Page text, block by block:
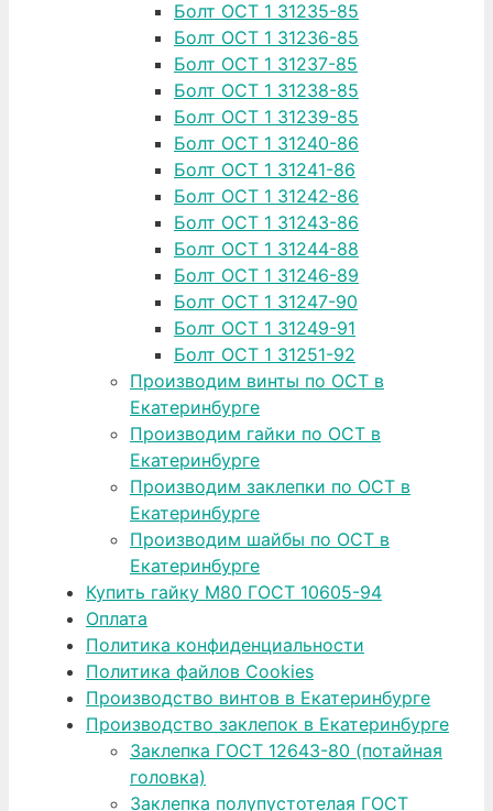
Болт ОСТ 1 31235-85
Болт ОСТ 1 31236-85
Болт ОСТ 1 31237-85
Болт ОСТ 1 31238-85
Болт ОСТ 1 31239-85
Болт ОСТ 1 31240-86
Болт ОСТ 1 31241-86
Болт ОСТ 1 31242-86
Болт ОСТ 1 31243-86
Болт ОСТ 1 31244-88
Болт ОСТ 1 31246-89
Болт ОСТ 1 31247-90
Болт ОСТ 1 31249-91
Болт ОСТ 1 31251-92
Производим винты по ОСТ в
Екатеринбурге
Производим гайки по ОСТ в
Екатеринбурге
Производим заклепки по ОСТ в
Екатеринбурге
Производим шайбы по ОСТ в
Екатеринбурге
Купить гайку М80 ГОСТ 10605-94
Оплата
Политика конфиденциальности
Политика файлов Cookies
Производство винтов в Екатеринбурге
Производство заклепок в Екатеринбурге
Заклепка ГОСТ 12643-80 (потайная
головка)
Заклепка полупустотелая ГОСТ